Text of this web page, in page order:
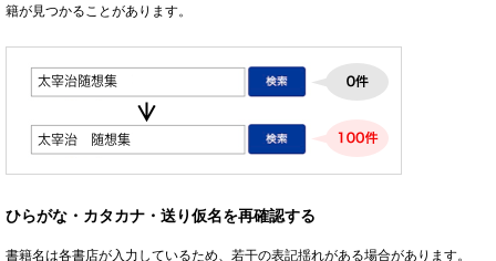
籍が見つかることがあります。
ひらがな・カタカナ・送り仮名を再確認する
書籍名は各書店が入力しているため、若干の表記揺れがある場合があります。